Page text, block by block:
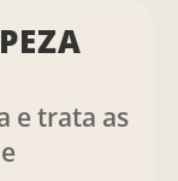
e trata as